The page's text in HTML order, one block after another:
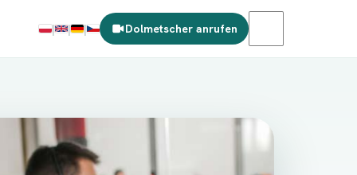
PL|EN|DE|CS Dolmetscher anrufen